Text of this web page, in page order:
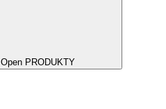
Open PRODUKTY